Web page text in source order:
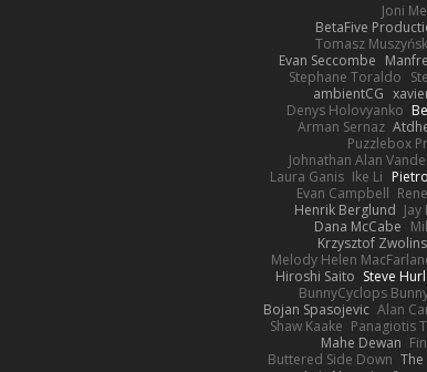
Joni
BetaFive
Tomasz
Evan Seccombe
Stephane Toraldo
ambientCG
Denys Holovyanko
Arman Sernaz
Puzzlebox
Johnathan Alan
Laura Ganis Ike Li
Evan Campbell
Henrik Berglund
Dana McCabe
Krzysztof
Melody Helen
Hiroshi Saito Steve
BunnyCyclops
Bojan Spasojevic Alan
Shaw Kaake Panagiotis
Mahe Dewan
Buttered Side Down